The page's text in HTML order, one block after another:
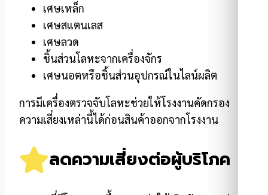
เศษเหล็ก
เศษสแตนเลส
เศษลวด
ชิ้นส่วนโลหะจากเครื่องจักร
เศษนอตหรือชิ้นส่วนอุปกรณ์ในไลน์ผลิต
การมีเครื่องตรวจจับโลหะช่วยให้โรงงานคัดกรอง
ความเสี่ยงเหล่านี้ได้ก่อนสินค้าออกจากโรงงาน
ลดความเสี่ยงต่อผู้บริโภค